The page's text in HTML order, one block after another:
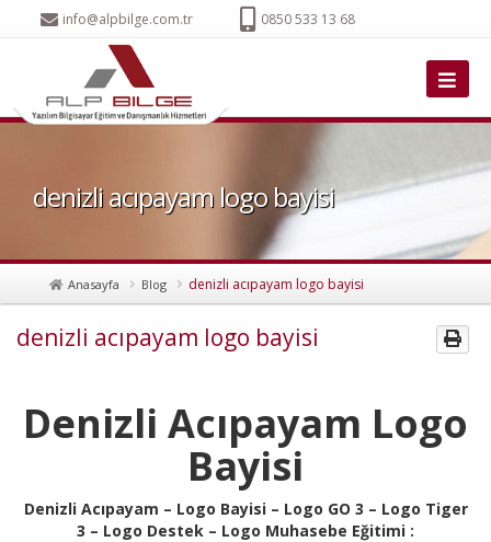
info@alpbilge.com.tr 0850 533 13 68
denizli acıpayam logo bayisi
Anasayfa Blog denizli acıpayam logo bayisi
denizli acıpayam logo bayisi
Denizli Acıpayam Logo
Bayisi
Denizli Acıpayam – Logo Bayisi – Logo GO 3 – Logo Tiger
3 – Logo Destek – Logo Muhasebe Eğitimi :